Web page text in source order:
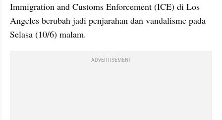
Immigration and Customs Enforcement (ICE) di Los
Angeles berubah jadi penjarahan dan vandalisme pada
Selasa (10/6) malam.
ADVERTISEMENT